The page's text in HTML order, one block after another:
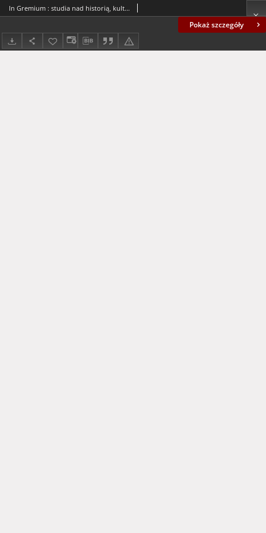
Pokaż szczegóły
In Gremium : studia nad historią, kulturą i polityką, tom 2 - spis treści